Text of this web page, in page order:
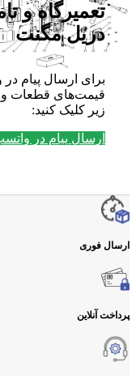
تعمیرگاه و
دریل مگنت
برای ارسال پیام
قیمت‌های قطعات و
زیر کلیک کنید:
ارسال پیام در
ارسال فوری
پرداخت آنلاین